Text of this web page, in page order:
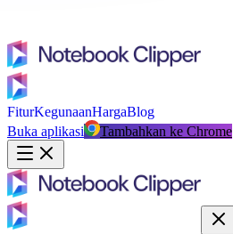
FiturKegunaanHargaBlog
Buka aplikasi
Tambahkan ke Chrome